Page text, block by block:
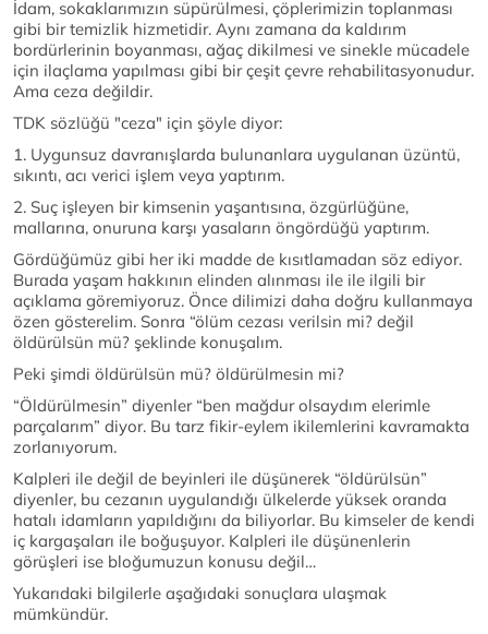
İdam, sokaklarımızın süpürülmesi, çöplerimizin toplanması
gibi bir temizlik hizmetidir. Aynı zamana da kaldırım
bordürlerinin boyanması, ağaç dikilmesi ve sinekle mücadele
için ilaçlama yapılması gibi bir çeşit çevre rehabilitasyonudur.
Ama ceza değildir.
TDK sözlüğü "ceza" için şöyle diyor:
1. Uygunsuz davranışlarda bulunanlara uygulanan üzüntü,
sıkıntı, acı verici işlem veya yaptırım.
2. Suç işleyen bir kimsenin yaşantısına, özgürlüğüne,
mallarına, onuruna karşı yasaların öngördüğü yaptırım.
Gördüğümüz gibi her iki madde de kısıtlamadan söz ediyor.
Burada yaşam hakkının elinden alınması ile ile ilgili bir
açıklama göremiyoruz. Önce dilimizi daha doğru kullanmaya
özen gösterelim. Sonra “ölüm cezası verilsin mi? değil
öldürülsün mü? şeklinde konuşalım.
Peki şimdi öldürülsün mü? öldürülmesin mi?
“Öldürülmesin” diyenler “ben mağdur olsaydım elerimle
parçalarım” diyor. Bu tarz fikir-eylem ikilemlerini kavramakta
zorlanıyorum.
Kalpleri ile değil de beyinleri ile düşünerek “öldürülsün”
diyenler, bu cezanın uygulandığı ülkelerde yüksek oranda
hatalı idamların yapıldığını da biliyorlar. Bu kimseler de kendi
iç kargaşaları ile boğuşuyor. Kalpleri ile düşünenlerin
görüşleri ise bloğumuzun konusu değil…
Yukarıdaki bilgilerle aşağıdaki sonuçlara ulaşmak
mümkündür.